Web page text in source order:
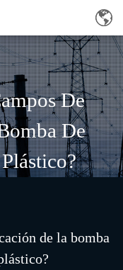
De
De
de la bomba